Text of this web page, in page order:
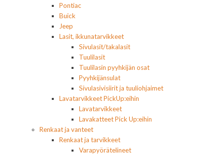
Pontiac
Buick
Jeep
Lasit, ikkunatarvikkeet
Sivulasit/takalasit
Tuulilasit
Tuulilasin pyyhkijän osat
Pyyhkijänsulat
Sivulasivisiirit ja tuuliohjaimet
Lavatarvikkeet PickUp:eihin
Lavatarvikkeet
Lavakatteet Pick Up:eihin
Renkaat ja vanteet
Renkaat ja tarvikkeet
Varapyörätelineet